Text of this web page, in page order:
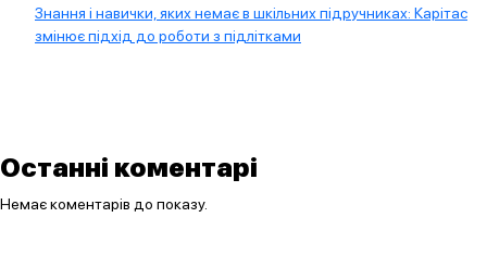
Знання і навички, яких немає в шкільних підручниках: Карітас
змінює підхід до роботи з підлітками
Останні коментарі
Немає коментарів до показу.